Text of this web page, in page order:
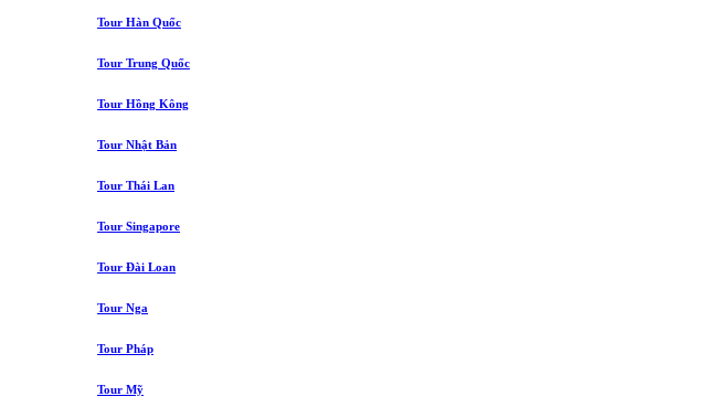
Tour Hàn Quốc
Tour Trung Quốc
Tour Hồng Kông
Tour Nhật Bản
Tour Thái Lan
Tour Singapore
Tour Đài Loan
Tour Nga
Tour Pháp
Tour Mỹ